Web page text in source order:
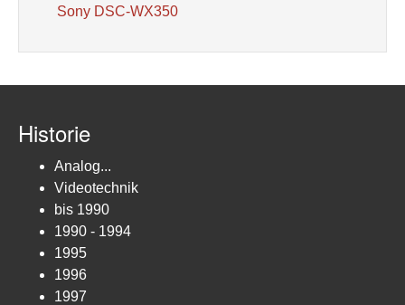
Sony DSC-WX350
Historie
Analog...
Videotechnik
bis 1990
1990 - 1994
1995
1996
1997